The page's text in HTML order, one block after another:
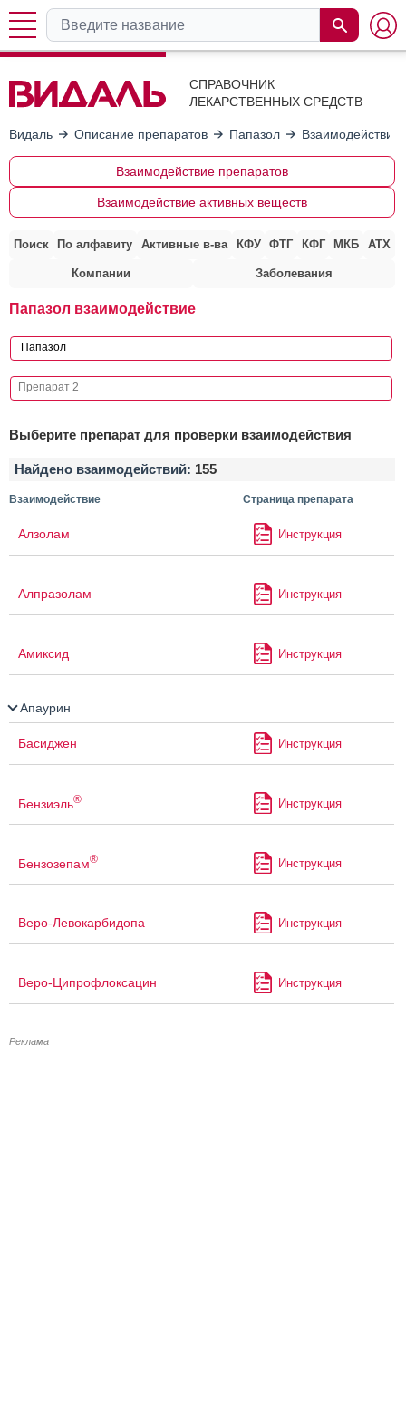
СПРАВОЧНИК
ЛЕКАРСТВЕННЫХ СРЕДСТВ
Видаль Описание препаратов Папазол
Взаимодействие препаратов
Взаимодействие активных веществ
Поиск По алфавиту Активные в-ва КФУ ФТГ КФГ МКБ АТХ
Компании Заболевания
Папазол взаимодействие
Выберите препарат для проверки взаимодействия
Найдено взаимодействий: 155
Взаимодействие Страница препарата
Алзолам Инструкция
Алпразолам Инструкция
Амиксид Инструкция
Апаурин
Басиджен Инструкция
Бензиэль® Инструкция
Бензозепам® Инструкция
Веро-Левокарбидопа Инструкция
Веро-Ципрофлоксацин Инструкция
Реклама